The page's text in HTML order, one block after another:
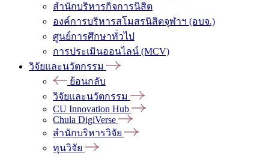
สำนักบริหารกิจการนิสิต
องค์การบริหารสโมสรนิสิตจุฬาฯ (อบจ.)
ศูนย์การศึกษาทั่วไป
การประเมินออนไลน์ (MCV)
วิจัยและนวัตกรรม
ย้อนกลับ
วิจัยและนวัตกรรม
CU Innovation Hub
Chula DigiVerse
สำนักบริหารวิจัย
ทุนวิจัย